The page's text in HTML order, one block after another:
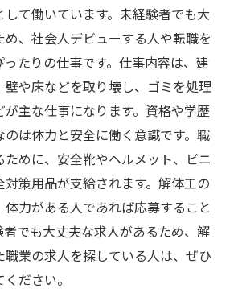
て働いています。未経験者でも大
、社会人デビューする人や転職を
たりの仕事です。仕事内容は、建
壁や床などを取り壊し、ゴミを処理
主な仕事になります。資格や学歴
は体力と安全に働く意識です。職
めに、安全靴やヘルメット、ビニ
策用品が支給されます。解体工の
力がある人であれば応募すること
でも大丈夫な求人があるため、解
職業の求人を探している人は、ぜひ
ださい。